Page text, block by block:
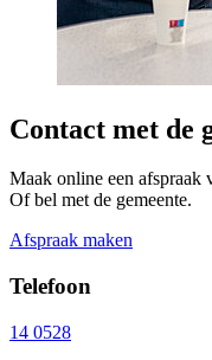
Contact met de
Maak online een afspraak
Of bel met de gemeente.
Afspraak maken
Telefoon
14 0528